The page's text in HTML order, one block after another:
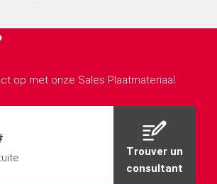
op met onze Sales Plaatmateriaal.
Trouver un
consultant